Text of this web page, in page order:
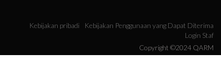
Kebijakan pribadi
Kebijakan Penggunaan yang Dapat Diterima
Login Staf
Copyright ©2024 QARM